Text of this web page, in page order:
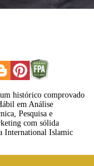
histórico comprovado
em Análise
Pesquisa e
com sólida
International Islamic